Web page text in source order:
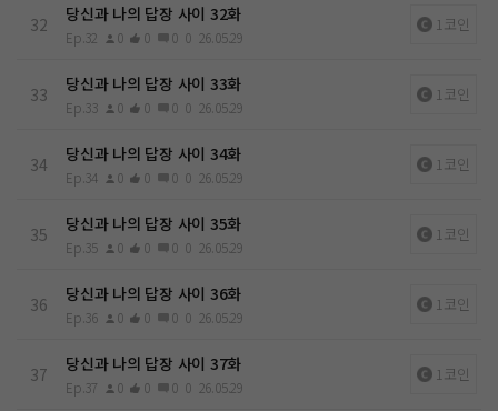
32 당신과 나의 답장 사이 32화
Ep.32 0 0 0 0 26.05.29
1코인
33 당신과 나의 답장 사이 33화
Ep.33 0 0 0 0 26.05.29
1코인
34 당신과 나의 답장 사이 34화
Ep.34 0 0 0 0 26.05.29
1코인
35 당신과 나의 답장 사이 35화
Ep.35 0 0 0 0 26.05.29
1코인
36 당신과 나의 답장 사이 36화
Ep.36 0 0 0 0 26.05.29
1코인
37 당신과 나의 답장 사이 37화
Ep.37 0 0 0 0 26.05.29
1코인